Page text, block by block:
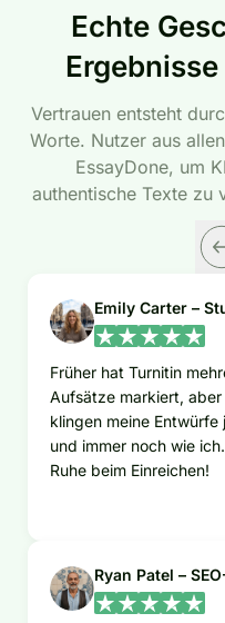
Echte
Vertrauen entsteht
Worte. Nutzer aus
EssayDone, um
authentische Texte zu
Emily Carter –
Früher hat Turnitin
Aufsätze markiert, aber
klingen meine
und immer noch wie
Ruhe beim Einreichen!
Ryan Patel –